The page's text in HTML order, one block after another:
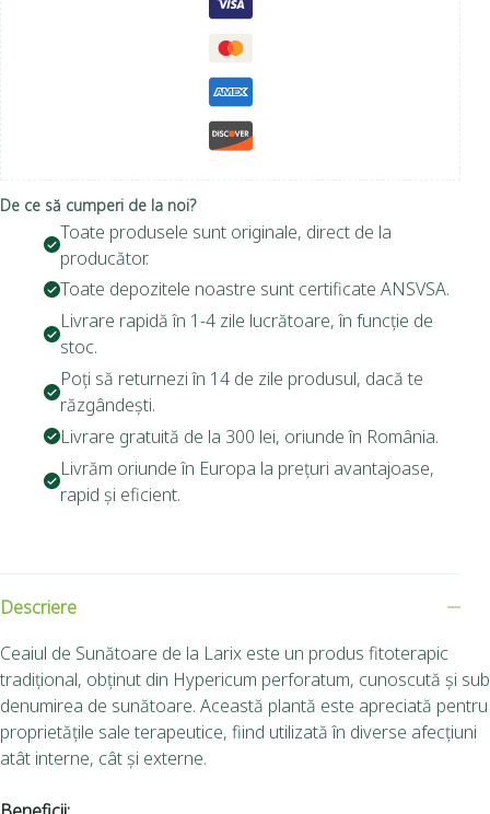
De ce să cumperi de la noi?
Toate produsele sunt originale, direct de la
producător.
Toate depozitele noastre sunt certificate ANSVSA.
Livrare rapidă în 1-4 zile lucrătoare, în funcție de
stoc.
Poți să returnezi în 14 de zile produsul, dacă te
răzgândești.
Livrare gratuită de la 300 lei, oriunde în România.
Livrăm oriunde în Europa la prețuri avantajoase,
rapid și eficient.
Descriere
Ceaiul de Sunătoare de la Larix este un produs fitoterapic
tradițional, obținut din Hypericum perforatum, cunoscută și sub
denumirea de sunătoare. Această plantă este apreciată pentru
proprietățile sale terapeutice, fiind utilizată în diverse afecțiuni
atât interne, cât și externe.